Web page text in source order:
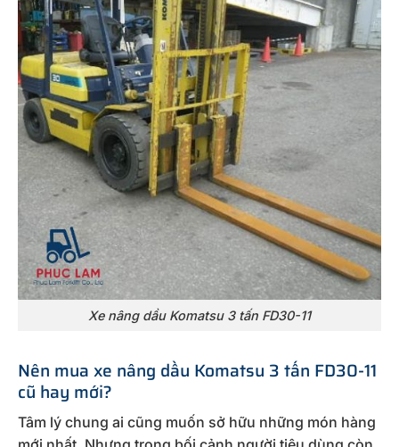
Xe nâng dầu Komatsu 3 tấn FD30-11
Nên mua xe nâng dầu Komatsu 3 tấn FD30-11
cũ hay mới?
Tâm lý chung ai cũng muốn sở hữu những món hàng